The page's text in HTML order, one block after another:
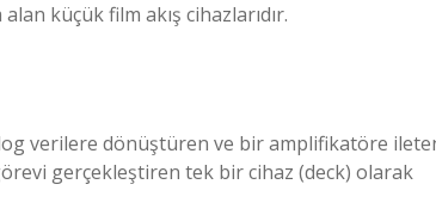
küçük film akış cihazlarıdır.
verilere dönüştüren ve bir amplifikatöre
gerçekleştiren tek bir cihaz (deck) olarak